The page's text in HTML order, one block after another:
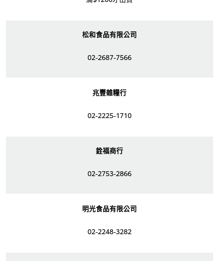
松和食品有限公司
02-2687-7566
兆豐雜糧行
02-2225-1710
銓福商行
02-2753-2866
明光食品有限公司
02-2248-3282